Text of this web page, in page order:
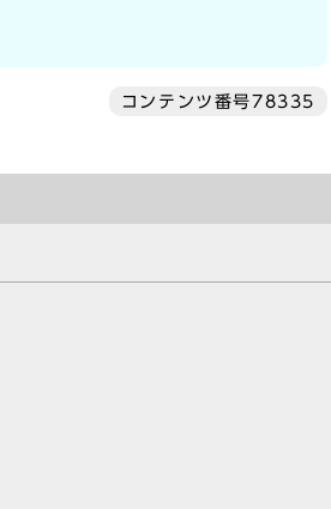
コンテンツ番号78335